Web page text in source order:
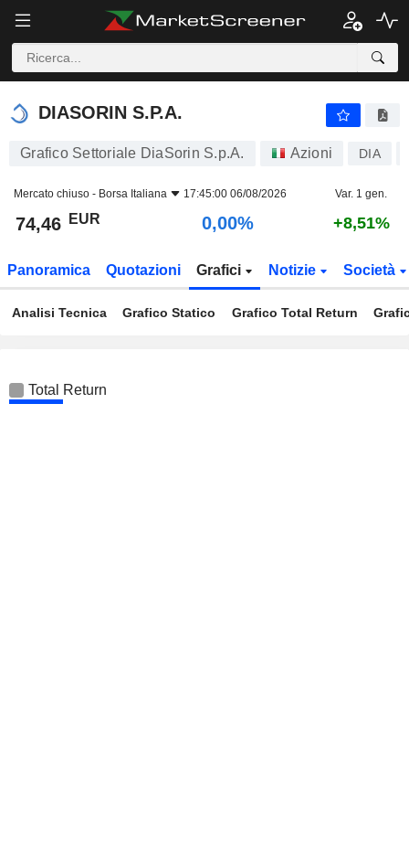
DIASORIN S.P.A.
DIASORIN S.P.A.
Grafico Settoriale DiaSorin S.p.A. Azioni DIA
Mercato chiuso - Borsa Italiana 17:45:00 06/08/2026 Var. 1 gen.
74,46 EUR 0,00% +8,51%
Panoramica Quotazioni Grafici Notizie Società
Analisi Tecnica Grafico Statico Grafico Total Return
Total Return